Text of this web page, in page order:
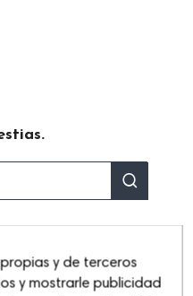
y de terceros
y mostrarle publicidad